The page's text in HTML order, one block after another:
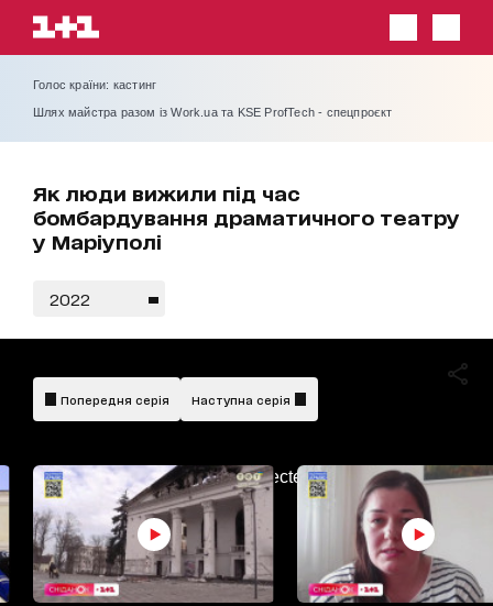
Голос країни: кастинг
Шлях майстра разом із Work.ua та KSE ProfTech - спецпроєкт
Як люди вижили під час
бомбардування драматичного театру
у Маріуполі
2022
AdBlockDetected!
Попередня серія Наступна серія